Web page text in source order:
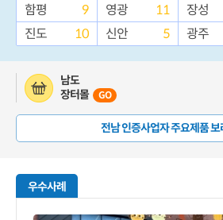
함평
9 영광 11 장성
진도
10 신안 5 광주
남도
장터몰
GO
전남 인증사업자 주요제품 보
우수사례